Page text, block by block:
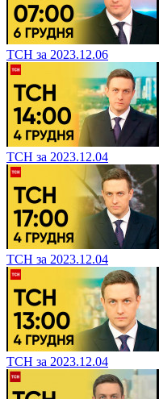
ТСН за 2023.12.06
ТСН за 2023.12.04
ТСН за 2023.12.04
ТСН за 2023.12.04